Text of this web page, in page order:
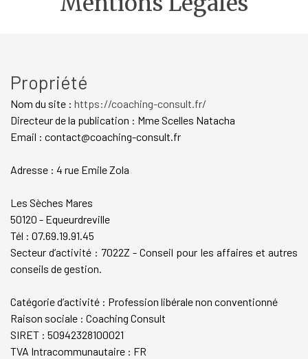
Propriété
Nom du site : https://coaching-consult.fr/
Directeur de la publication : Mme Scelles Natacha
Email : contact@coaching-consult.fr
Adresse : 4 rue Emile Zola
Les Sèches Mares
50120 - Equeurdreville
Tél : 07.69.19.91.45
Secteur d’activité : 7022Z - Conseil pour les affaires et autres
conseils de gestion.
Catégorie d’activité : Profession libérale non conventionné
Raison sociale : Coaching Consult
SIRET : 50942328100021
TVA Intracommunautaire : FR